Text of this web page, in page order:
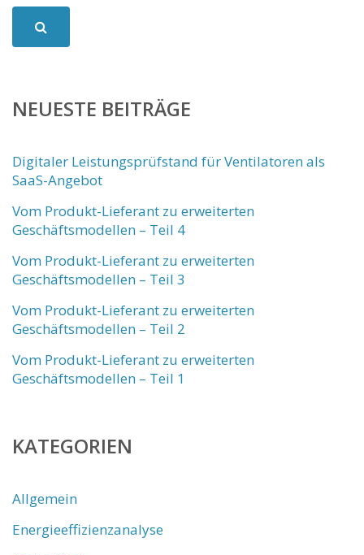
NEUESTE BEITRÄGE
Digitaler Leistungsprüfstand für Ventilatoren als
SaaS-Angebot
Vom Produkt-Lieferant zu erweiterten
Geschäftsmodellen – Teil 4
Vom Produkt-Lieferant zu erweiterten
Geschäftsmodellen – Teil 3
Vom Produkt-Lieferant zu erweiterten
Geschäftsmodellen – Teil 2
Vom Produkt-Lieferant zu erweiterten
Geschäftsmodellen – Teil 1
KATEGORIEN
Allgemein
Energieeffizienzanalyse